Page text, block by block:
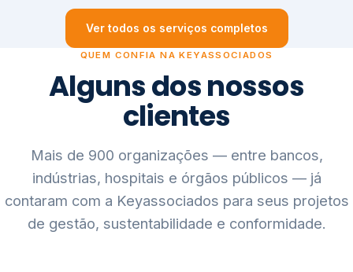
Ver todos os serviços completos
QUEM CONFIA NA KEYASSOCIADOS
Alguns dos nossos
clientes
Mais de 900 organizações — entre bancos,
indústrias, hospitais e órgãos públicos — já
contaram com a Keyassociados para seus projetos
de gestão, sustentabilidade e conformidade.